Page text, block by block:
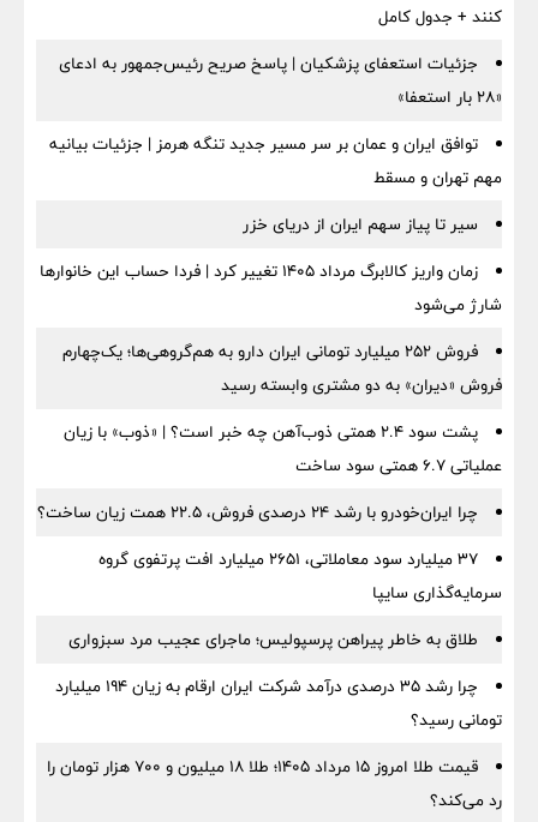
کنند + جدول کامل
جزئیات استعفای پزشکیان | پاسخ صریح رئیس‌جمهور به ادعای
«۲۸ بار استعفا»
توافق ایران و عمان بر سر مسیر جدید تنگه هرمز | جزئیات بیانیه
مهم تهران و مسقط
سیر تا پیاز سهم ایران از دریای خزر
زمان واریز کالابرگ مرداد ۱۴۰۵ تغییر کرد | فردا حساب این خانوارها
شارژ می‌شود
فروش ۲۵۲ میلیارد تومانی ایران دارو به هم‌گروهی‌ها؛ یک‌چهارم
فروش «دیران» به دو مشتری وابسته رسید
پشت سود ۲.۴ همتی ذوب‌آهن چه خبر است؟ | «ذوب» با زیان
عملیاتی ۶.۷ همتی سود ساخت
چرا ایران‌خودرو با رشد ۲۴ درصدی فروش، ۲۲.۵ همت زیان ساخت؟
۳۷ میلیارد سود معاملاتی، ۲۶۵۱ میلیارد افت پرتفوی گروه
سرمایه‌گذاری سایپا
طلاق به خاطر پیراهن پرسپولیس؛ ماجرای عجیب مرد سبزواری
چرا رشد ۳۵ درصدی درآمد شرکت ایران ارقام به زیان ۱۹۴ میلیارد
تومانی رسید؟
قیمت طلا امروز ۱۵ مرداد ۱۴۰۵؛ طلا ۱۸ میلیون و ۷۰۰ هزار تومان را
رد می‌کند؟